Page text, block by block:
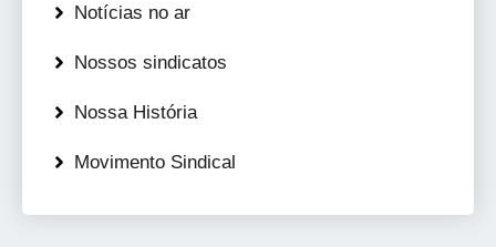
Notícias no ar
Nossos sindicatos
Nossa História
Movimento Sindical